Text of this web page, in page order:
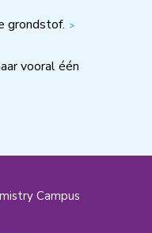
grondstof.
vooral één
Campus